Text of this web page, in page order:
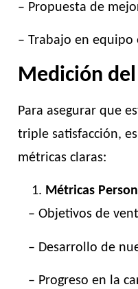
– Propuesta de
– Trabajo en equipo
Medición
Para asegurar que
triple satisfacción,
métricas claras:
Métricas
– Objetivos de
– Desarrollo de
– Progreso en la